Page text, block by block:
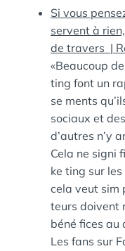
Si vous
servent à
de travers |
«Beaucoup
ting font un
se ments
sociaux et
d’autres n’y
Cela ne signi
ke ting sur
cela veut sim
teurs doivent
béné fices au
Les fans sur